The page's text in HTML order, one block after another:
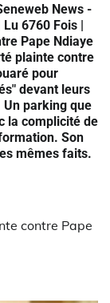
News -
6760 Fois |
Pape Ndiaye
plainte contre
pour
devant leurs
Un parking que
la complicité de
Son
mêmes faits.
contre Pape